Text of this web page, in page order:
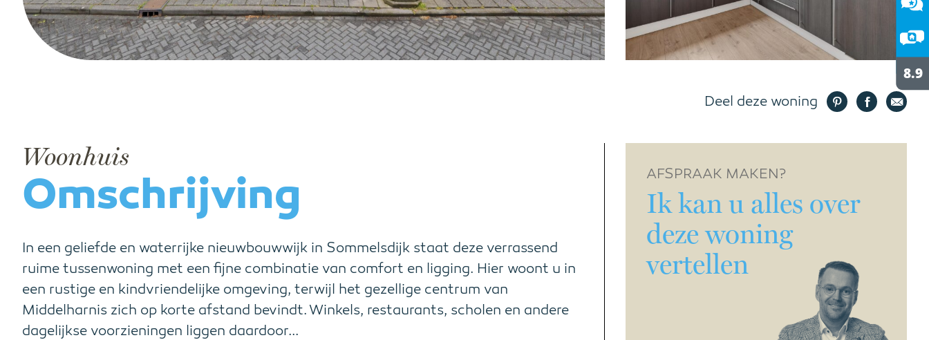
Deel deze woning
Woonhuis
Omschrijving
In een geliefde en waterrijke nieuwbouwwijk in Sommelsdijk staat deze verrassend
ruime tussenwoning met een fijne combinatie van comfort en ligging. Hier woont u in
een rustige en kindvriendelijke omgeving, terwijl het gezellige centrum van
Middelharnis zich op korte afstand bevindt. Winkels, restaurants, scholen en andere
dagelijkse voorzieningen liggen daardoor...
AFSPRAAK MAKEN?
Ik kan u alles over
deze woning
vertellen